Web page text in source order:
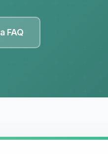
FAQ